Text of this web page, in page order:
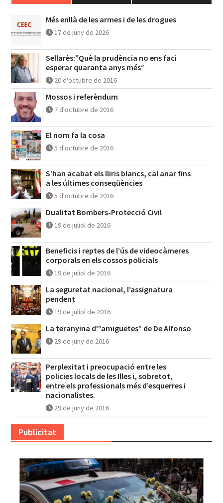
Més enllà de les armes i de les drogues
17 de juny de 2026
Sellarès:”Què la prudència no ens faci
esperar quaranta anys més”
20 d'octubre de 2016
Mossos i referèndum
7 d'octubre de 2016
El nom fa la cosa
5 d'octubre de 2016
S’han acabat els lliris blancs, cal anar fins
a les últimes conseqüències
5 d'octubre de 2016
Dualitat Bombers-Protecció Civil
19 de juliol de 2016
Beneficis i reptes de l’ús de videocàmeres
corporals en els cossos policials
19 de juliol de 2016
La seguretat nacional, l’assignatura
pendent
19 de juliol de 2016
La teranyina d'”amiguetes” de De Alfonso
29 de juny de 2016
Perplexitat i preocupació entre les
policies locals de les Illes i, sobretot,
entre els professionals més d’esquerres i
nacionalistes.
29 de juny de 2016
Publicitat